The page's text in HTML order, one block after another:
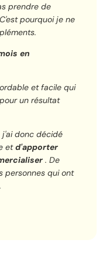
prendre de
pourquoi je ne
en
et facile qui
un résultat
j'ai donc décidé
etd'apporter
. De
personnes qui ont